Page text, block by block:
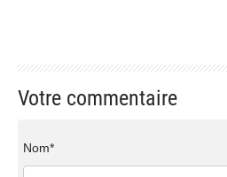
Votre commentaire
Nom*